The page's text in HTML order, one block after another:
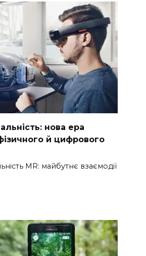
нова ера
й цифрового
MR: майбутнє взаємодії